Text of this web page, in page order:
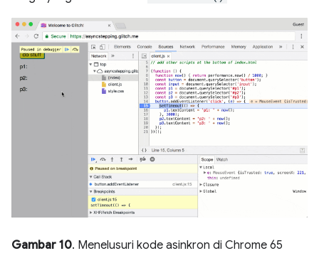
Gambar 10. Menelusuri kode asinkron di Chrome 65